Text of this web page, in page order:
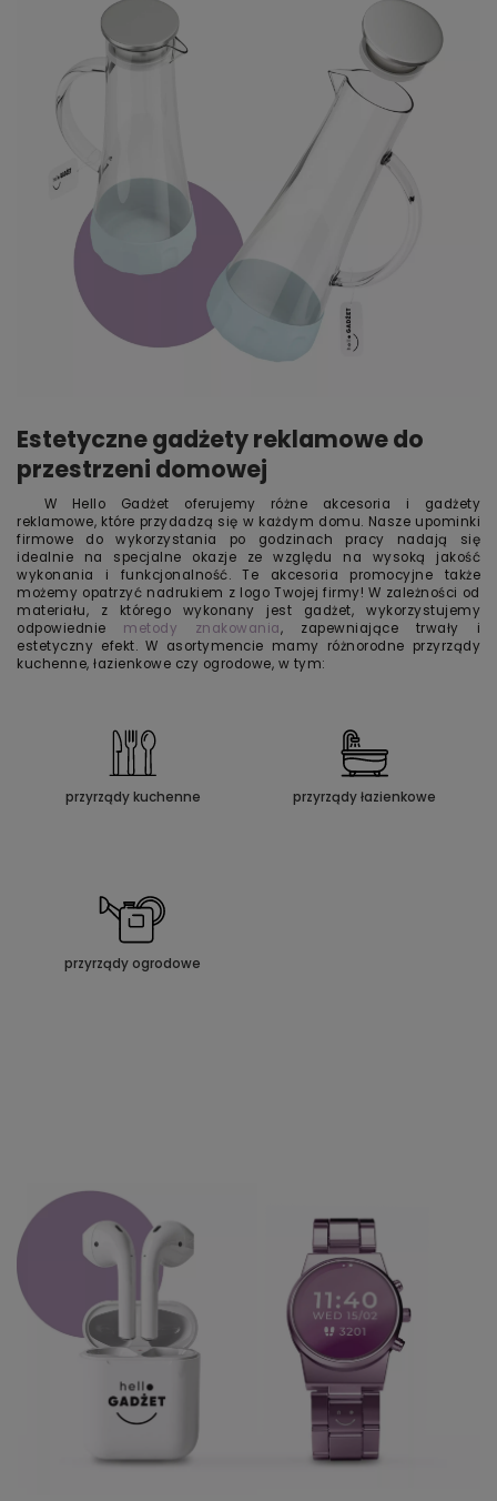
Estetyczne gadżety reklamowe do
przestrzeni domowej
W Hello Gadżet oferujemy różne akcesoria i gadżety
reklamowe, które przydadzą się w każdym domu. Nasze upominki
firmowe do wykorzystania po godzinach pracy nadają się
idealnie na specjalne okazje ze względu na wysoką jakość
wykonania i funkcjonalność. Te akcesoria promocyjne także
możemy opatrzyć nadrukiem z logo Twojej firmy! W zależności od
materiału, z którego wykonany jest gadżet, wykorzystujemy
odpowiednie metody znakowania, zapewniające trwały i
estetyczny efekt. W asortymencie mamy różnorodne przyrządy
kuchenne, łazienkowe czy ogrodowe, w tym:
przyrządy kuchenne przyrządy łazienkowe
przyrządy ogrodowe